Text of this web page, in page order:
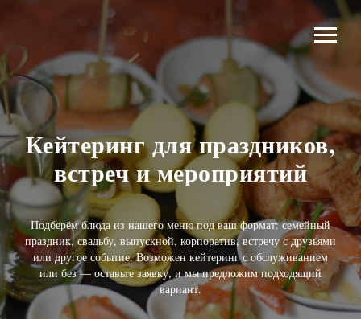
Кейтеринг для праздников,
встреч и мероприятий
Подберём блюда из нашего меню под ваш формат: семейный
праздник, свадьбу, выпускной, корпоратив, встречу с друзьями
или другое событие. Возможен кейтеринг с обслуживанием
или без — оставьте заявку, и мы предложим подходящий
вариант.